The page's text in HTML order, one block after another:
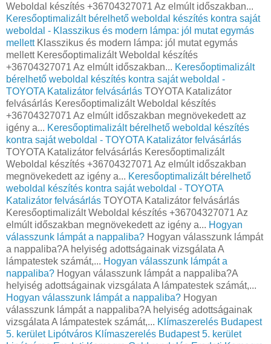
Weboldal készítés +36704327071 Az elmúlt időszakban...
Keresőoptimalizált bérelhető weboldal készítés kontra saját
weboldal - Klasszikus és modern lámpa: jól mutat egymás
mellettKlasszikus és modern lámpa: jól mutat egymás
mellett Keresőoptimalizált Weboldal készítés
+36704327071 Az elmúlt időszakban... Keresőoptimalizált
bérelhető weboldal készítés kontra saját weboldal -
TOYOTA Katalizátor felvásárlás TOYOTA Katalizátor
felvásárlás Keresőoptimalizált Weboldal készítés
+36704327071 Az elmúlt időszakban megnövekedett az
igény a... Keresőoptimalizált bérelhető weboldal készítés
kontra saját weboldal - TOYOTA Katalizátor felvásárlás
TOYOTA Katalizátor felvásárlás Keresőoptimalizált
Weboldal készítés +36704327071 Az elmúlt időszakban
megnövekedett az igény a... Keresőoptimalizált bérelhető
weboldal készítés kontra saját weboldal - TOYOTA
Katalizátor felvásárlás TOYOTA Katalizátor felvásárlás
Keresőoptimalizált Weboldal készítés +36704327071 Az
elmúlt időszakban megnövekedett az igény a... Hogyan
válasszunk lámpát a nappaliba? Hogyan válasszunk lámpát
a nappaliba?A helyiség adottságainak vizsgálata A
lámpatestek számát,... Hogyan válasszunk lámpát a
nappaliba? Hogyan válasszunk lámpát a nappaliba?A
helyiség adottságainak vizsgálata A lámpatestek számát,...
Hogyan válasszunk lámpát a nappaliba? Hogyan
válasszunk lámpát a nappaliba?A helyiség adottságainak
vizsgálata A lámpatestek számát,... Klímaszerelés Budapest
5. kerület Lipótváros Klímaszerelés Budapest 5. kerület